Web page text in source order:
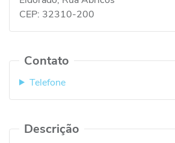
CEP: 32310-200
Contato
Telefone
Descrição